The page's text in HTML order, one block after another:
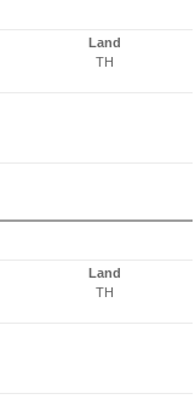
Land
TH
Land
TH